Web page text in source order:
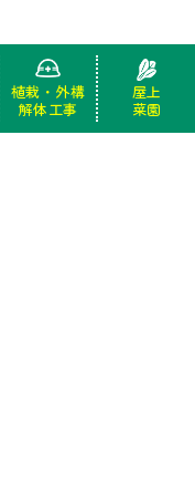
植栽・外構
解体工事
屋上
菜園
植栽・外構
解体工事
屋上
菜園